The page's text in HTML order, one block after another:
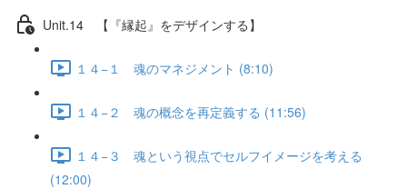
Unit.14 【『縁起』をデザインする】
１４−１ 魂のマネジメント (8:10)
１４−２ 魂の概念を再定義する (11:56)
１４−３ 魂という視点でセルフイメージを考える
(12:00)